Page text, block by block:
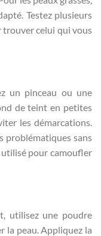
Testez plusieurs
trouver celui qui vous
un pinceau ou une
de teint en petites
les démarcations.
problématiques sans
pour camoufler
utilisez une poudre
la peau. Appliquez la